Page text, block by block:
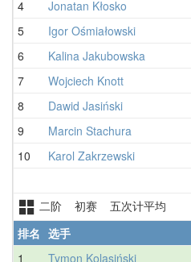
4 Jonatan Kłosko
5 Igor Ośmiałowski
6 Kalina Jakubowska
7 Wojciech Knott
8 Dawid Jasiński
9 Marcin Stachura
10 Karol Zakrzewski
二阶 初赛 五次计平均
排名 选手
1
Tymon Kolasiński